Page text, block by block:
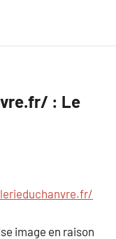
: Le
image en raison